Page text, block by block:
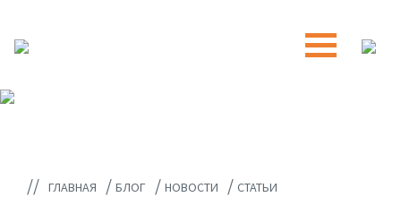
// ГЛАВНАЯ / БЛОГ / НОВОСТИ / СТАТЬИ